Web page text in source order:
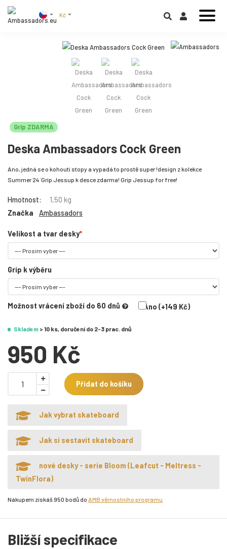
Kč
Grip ZDARMA
Deska Ambassadors Cock Green
Ano, jedná se o kohoutí stopy a vypadá to prostě super !design z kolekce
Summer 24´Grip Jessup k desce zdarma! Grip Jessup for free!
Hmotnost:
1,50 kg
Značka
Ambassadors
Velikost a tvar desky
Grip k výběru
Možnost vrácení zboží do 60 dnů Ano (+149 Kč)
Skladem > 10 ks, doručení do 2-3 prac. dnů
950 Kč
Přidat do košíku
Jak vybrat skateboard
Jak si sestavit skateboard
nové desky - serie Bloom (Leafcut - Meltress -
TwinFlora)
Nákupem získáš 950 bodů do AMB věrnostního programu
Bližší specifikace